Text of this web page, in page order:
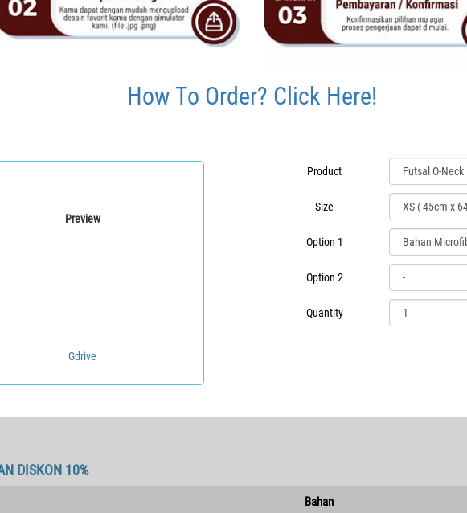
How To Order? Click Here!
Preview
Gdrive
Product
Size
Option 1
Option 2
Quantity
DISKON 10%
Bahan